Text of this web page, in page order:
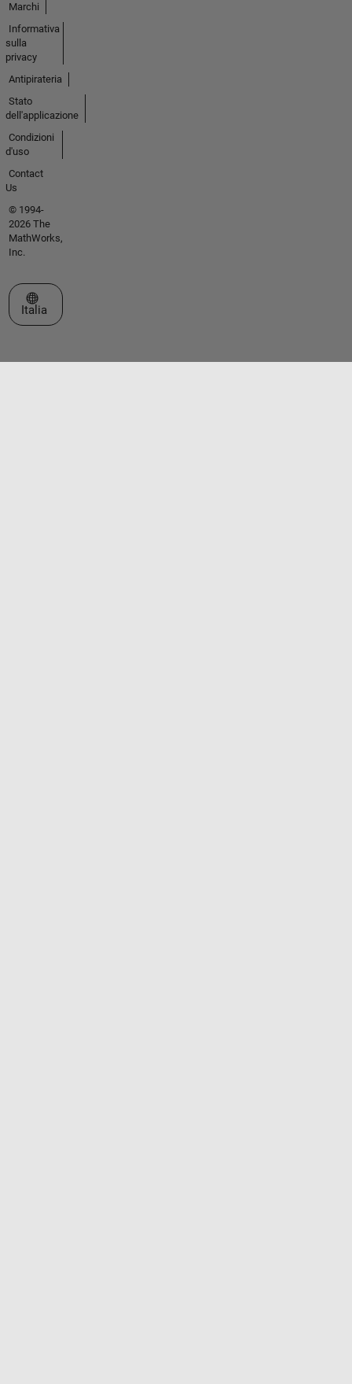
Marchi
Informativa
sulla
privacy
Antipirateria
Stato
dell'applicazione
Condizioni
d'uso
Contact
Us
© 1994-
2026 The
MathWorks,
Inc.
Seleziona un sito web
Italia